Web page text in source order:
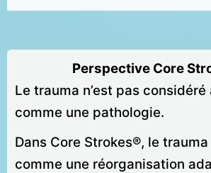
Perspective Core
Le trauma n’est pas
comme une pathologie.
Dans Core Strokes®, le
comme une réorganisation